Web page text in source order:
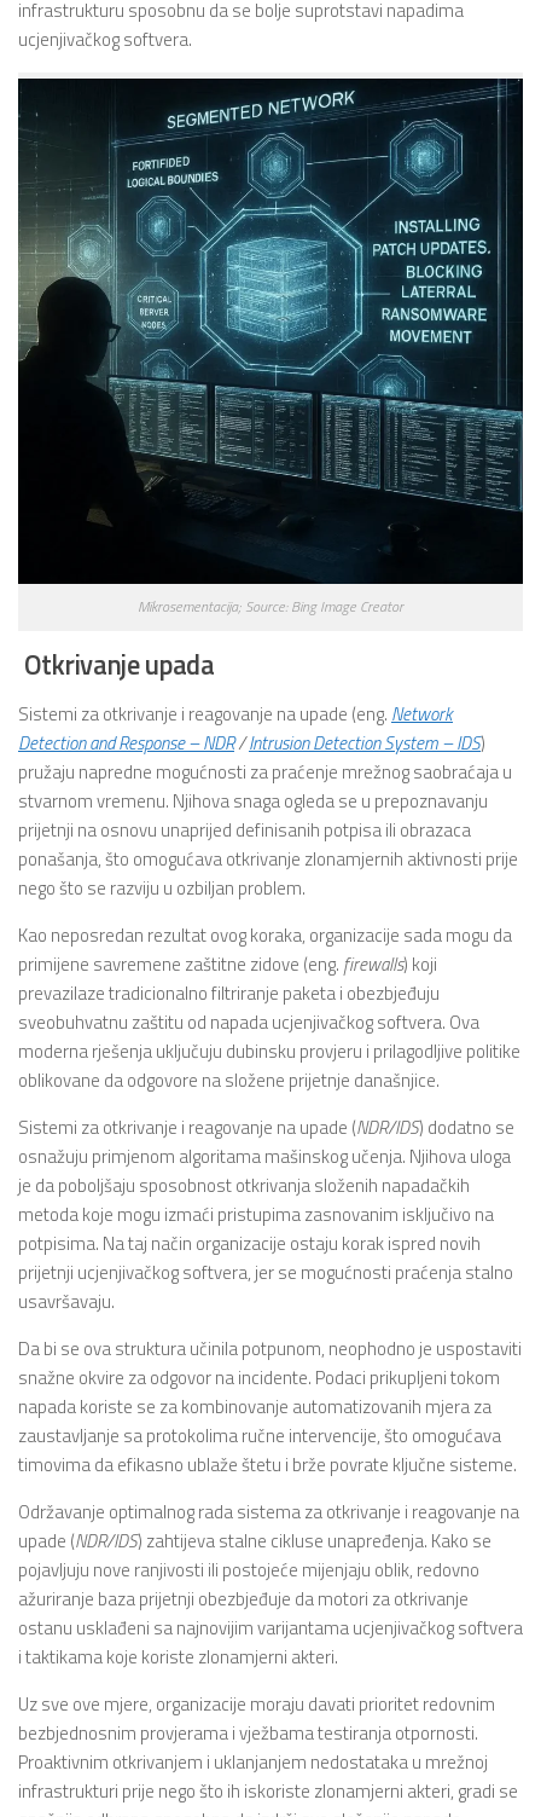
infrastrukturu sposobnu da se bolje suprotstavi napadima
ucjenjivačkog softvera.
Mikrosementacija; Source: Bing Image Creator
Otkrivanje upada
Sistemi za otkrivanje i reagovanje na upade (eng. Network
Detection and Response – NDR/Intrusion Detection System – IDS)
pružaju napredne mogućnosti za praćenje mrežnog saobraćaja u
stvarnom vremenu. Njihova snaga ogleda se u prepoznavanju
prijetnji na osnovu unaprijed definisanih potpisa ili obrazaca
ponašanja, što omogućava otkrivanje zlonamjernih aktivnosti prije
nego što se razviju u ozbiljan problem.
Kao neposredan rezultat ovog koraka, organizacije sada mogu da
primijene savremene zaštitne zidove (eng. firewalls) koji
prevazilaze tradicionalno filtriranje paketa i obezbjeđuju
sveobuhvatnu zaštitu od napada ucjenjivačkog softvera. Ova
moderna rješenja uključuju dubinsku provjeru i prilagodljive politike
oblikovane da odgovore na složene prijetnje današnjice.
Sistemi za otkrivanje i reagovanje na upade (NDR/IDS) dodatno se
osnažuju primjenom algoritama mašinskog učenja. Njihova uloga
je da poboljšaju sposobnost otkrivanja složenih napadačkih
metoda koje mogu izmaći pristupima zasnovanim isključivo na
potpisima. Na taj način organizacije ostaju korak ispred novih
prijetnji ucjenjivačkog softvera, jer se mogućnosti praćenja stalno
usavršavaju.
Da bi se ova struktura učinila potpunom, neophodno je uspostaviti
snažne okvire za odgovor na incidente. Podaci prikupljeni tokom
napada koriste se za kombinovanje automatizovanih mjera za
zaustavljanje sa protokolima ručne intervencije, što omogućava
timovima da efikasno ublaže štetu i brže povrate ključne sisteme.
Održavanje optimalnog rada sistema za otkrivanje i reagovanje na
upade (NDR/IDS) zahtijeva stalne cikluse unapređenja. Kako se
pojavljuju nove ranjivosti ili postojeće mijenjaju oblik, redovno
ažuriranje baza prijetnji obezbjeđuje da motori za otkrivanje
ostanu usklađeni sa najnovijim varijantama ucjenjivačkog softvera
i taktikama koje koriste zlonamjerni akteri.
Uz sve ove mjere, organizacije moraju davati prioritet redovnim
bezbjednosnim provjerama i vježbama testiranja otpornosti.
Proaktivnim otkrivanjem i uklanjanjem nedostataka u mrežnoj
infrastrukturi prije nego što ih iskoriste zlonamjerni akteri, gradi se